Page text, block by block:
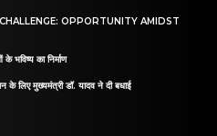
OPPORTUNITY AMIDST
भविष्य का निर्माण
के लिए मुख्यमंत्री डॉ. यादव ने दी बधाई